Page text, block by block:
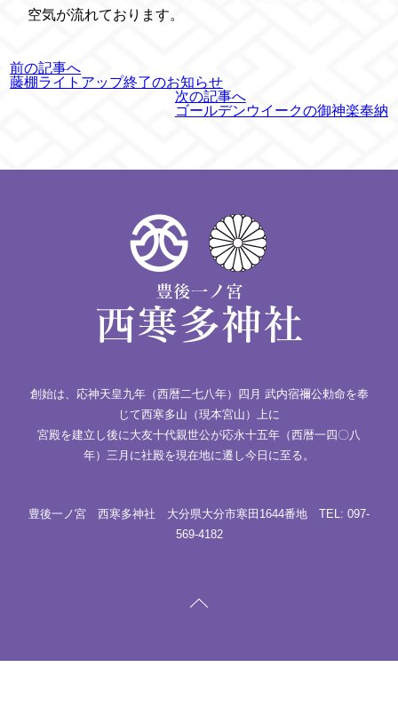
空気が流れております。
前の記事へ
藤棚ライトアップ終了のお知らせ
次の記事へ
ゴールデンウイークの御神楽奉納
創始は、応神天皇九年（西暦二七八年）四月 武内宿禰公勅命を奉
じて西寒多山（現本宮山）上に
宮殿を建立し後に大友十代親世公が応永十五年（西暦一四〇八
年）三月に社殿を現在地に遷し今日に至る。
豊後一ノ宮 西寒多神社 大分県大分市寒田1644番地 TEL: 097-
569-4182